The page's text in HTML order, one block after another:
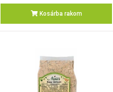
Kosárba rakom